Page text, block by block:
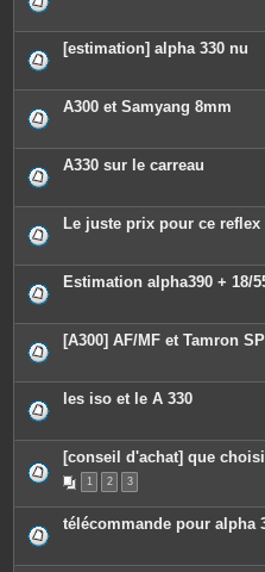
[estimation] alpha 330 nu
A300 et Samyang 8mm
A330 sur le carreau
Le juste prix pour ce reflex
Estimation alpha390 + 18/
[A300] AF/MF et Tamron
les iso et le A 330
[conseil d'achat] que
1 2 3
télécommande pour alpha